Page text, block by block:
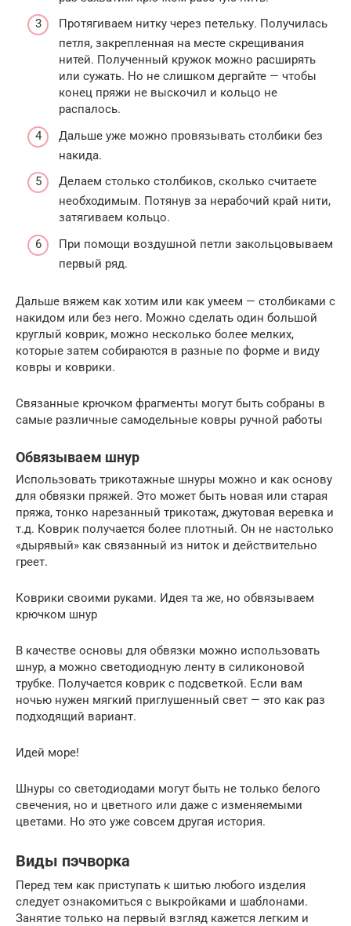
Протягиваем нитку через петельку. Получилась
петля, закрепленная на месте скрещивания
нитей. Полученный кружок можно расширять
или сужать. Но не слишком дергайте — чтобы
конец пряжи не выскочил и кольцо не
распалось.
Дальше уже можно провязывать столбики без
накида.
Делаем столько столбиков, сколько считаете
необходимым. Потянув за нерабочий край нити,
затягиваем кольцо.
При помощи воздушной петли закольцовываем
первый ряд.
Дальше вяжем как хотим или как умеем — столбиками с
накидом или без него. Можно сделать один большой
круглый коврик, можно несколько более мелких,
которые затем собираются в разные по форме и виду
ковры и коврики.
Связанные крючком фрагменты могут быть собраны в
самые различные самодельные ковры ручной работы
Обвязываем шнур
Использовать трикотажные шнуры можно и как основу
для обвязки пряжей. Это может быть новая или старая
пряжа, тонко нарезанный трикотаж, джутовая веревка и
т.д. Коврик получается более плотный. Он не настолько
«дырявый» как связанный из ниток и действительно
греет.
Коврики своими руками. Идея та же, но обвязываем
крючком шнур
В качестве основы для обвязки можно использовать
шнур, а можно светодиодную ленту в силиконовой
трубке. Получается коврик с подсветкой. Если вам
ночью нужен мягкий приглушенный свет — это как раз
подходящий вариант.
Идей море!
Шнуры со светодиодами могут быть не только белого
свечения, но и цветного или даже с изменяемыми
цветами. Но это уже совсем другая история.
Виды пэчворка
Перед тем как приступать к шитью любого изделия
следует ознакомиться с выкройками и шаблонами.
Занятие только на первый взгляд кажется легким и